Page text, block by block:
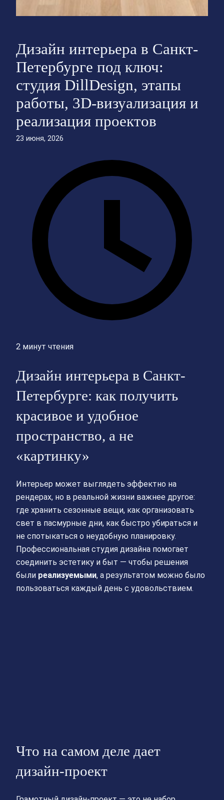
Дизайн интерьера в Санкт-
Петербурге под ключ:
студия DillDesign, этапы
работы, 3D-визуализация и
реализация проектов
23 июня, 2026
2 минут чтения
Дизайн интерьера в Санкт-
Петербурге: как получить
красивое и удобное
пространство, а не
«картинку»
Интерьер может выглядеть эффектно на
рендерах, но в реальной жизни важнее другое:
где хранить сезонные вещи, как организовать
свет в пасмурные дни, как быстро убираться и
не спотыкаться о неудобную планировку.
Профессиональная студия дизайна помогает
соединить эстетику и быт — чтобы решения
были реализуемыми, а результатом можно было
пользоваться каждый день с удовольствием.
Что на самом деле дает
дизайн-проект